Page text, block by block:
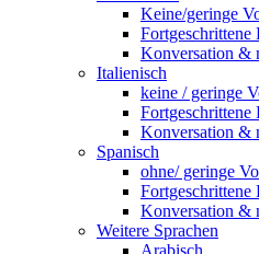
Keine/geringe
Konversation &
Italienisch
keine / geringe
Konversation &
Spanisch
ohne/ geringe
Konversation &
Weitere Sprachen
Arabisch